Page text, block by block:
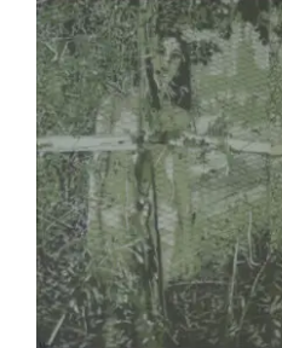
Jean-Pierre Le